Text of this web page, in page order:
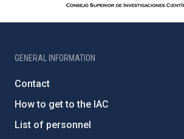
GENERAL INFORMATION
Contact
How to get to the IAC
List of personnel